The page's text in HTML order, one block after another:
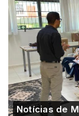
Notícias de